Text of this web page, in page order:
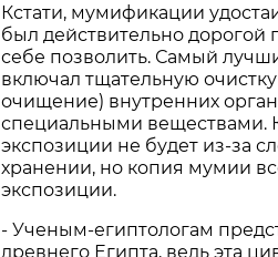
Кстати, мумификации
был действительно дорогой
себе позволить. Самый
включал тщательную
очищение) внутренних
специальными веществами.
экспозиции не будет из-за
хранении, но копия мумии
экспозиции.
- Ученым-египтологам
древнего Египта, ведь эта